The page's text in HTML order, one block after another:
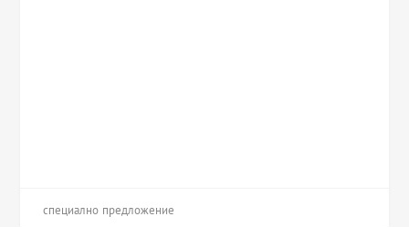
специално предложение